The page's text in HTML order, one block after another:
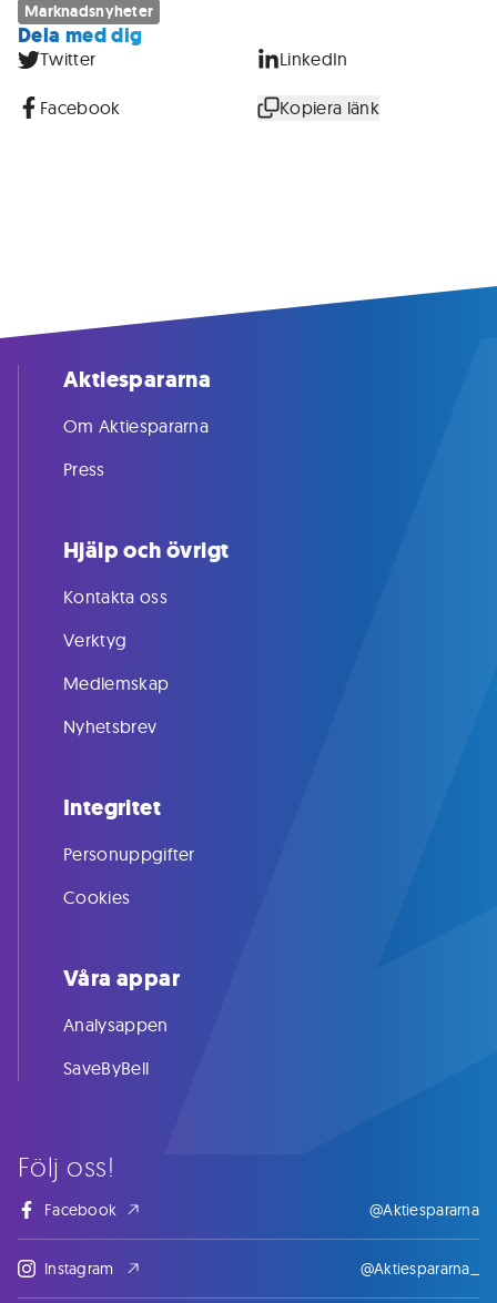
Marknadsnyheter
Dela med dig
Twitter LinkedIn
Facebook Kopiera länk
Följ oss!
Facebook @Aktiespararna
Instagram @Aktiespararna_
Aktiespararna
Om Aktiespararna
Press
Hjälp och övrigt
Kontakta oss
Verktyg
Medlemskap
Nyhetsbrev
Integritet
Personuppgifter
Cookies
Våra appar
Analysappen
SaveByBell